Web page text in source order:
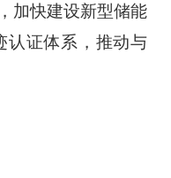
加快建设新型储能
认证体系，推动与